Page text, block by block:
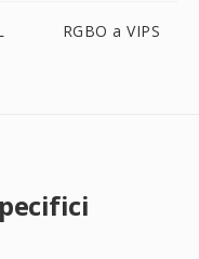
RGBO a VIPS